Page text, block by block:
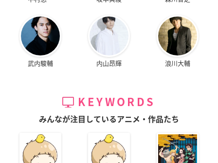
武内駿輔 内山昂輝 浪川大輔
KEYWORDS
みんなが注目しているアニメ・作品たち